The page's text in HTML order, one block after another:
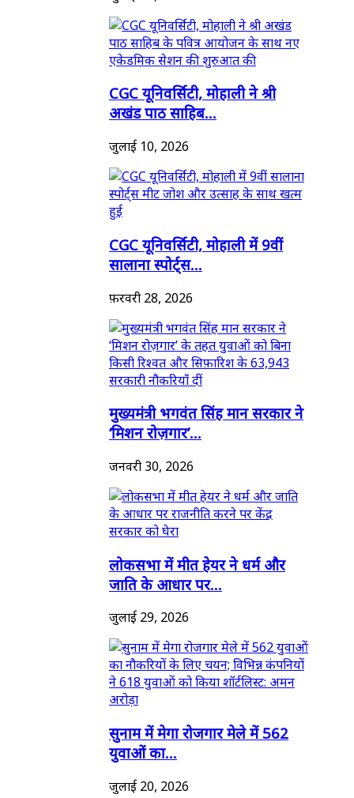
CGC यूनिवर्सिटी, मोहाली ने श्री
अखंड पाठ साहिब...
जुलाई 10, 2026
CGC यूनिवर्सिटी, मोहाली में 9वीं
सालाना स्पोर्ट्स...
फ़रवरी 28, 2026
मुख्यमंत्री भगवंत सिंह मान सरकार ने
‘मिशन रोज़गार’...
जनवरी 30, 2026
लोकसभा में मीत हेयर ने धर्म और
जाति के आधार पर...
जुलाई 29, 2026
सुनाम में मेगा रोजगार मेले में 562
युवाओं का...
जुलाई 20, 2026